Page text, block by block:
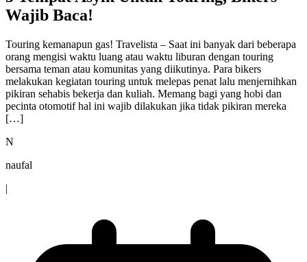
Wajib Baca!
Touring kemanapun gas! Travelista – Saat ini banyak dari beberapa
orang mengisi waktu luang atau waktu liburan dengan touring
bersama teman atau komunitas yang diikutinya. Para bikers
melakukan kegiatan touring untuk melepas penat lalu menjernihkan
pikiran sehabis bekerja dan kuliah. Memang bagi yang hobi dan
pecinta otomotif hal ini wajib dilakukan jika tidak pikiran mereka
[…]
N
naufal
|